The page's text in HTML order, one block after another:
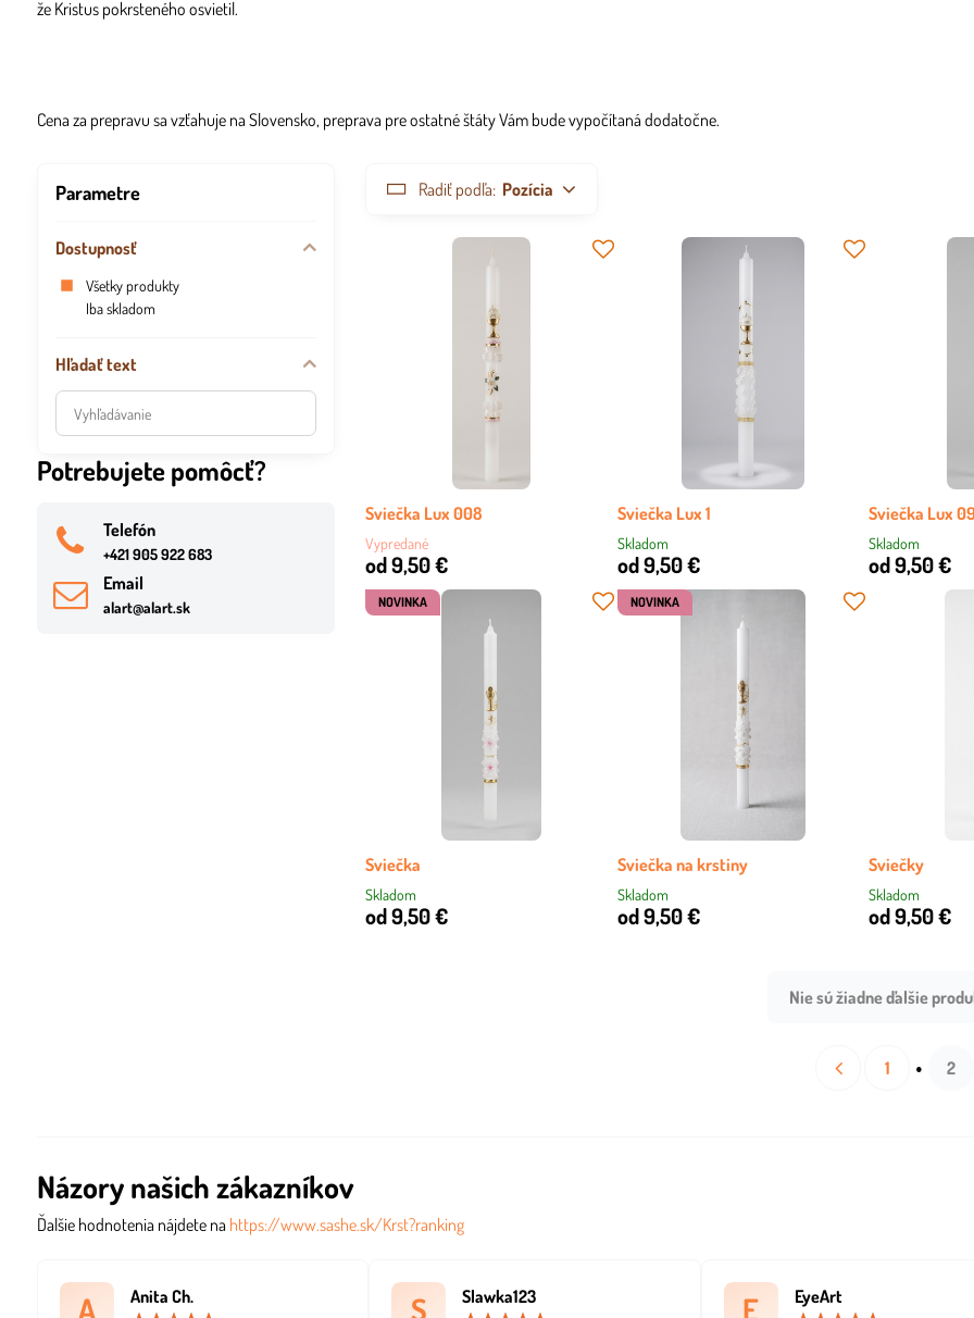
že Kristus pokrsteného osvietil.
Cena za prepravu sa vzťahuje na Slovensko, preprava pre ostatné štáty Vám bude vypočítaná dodatočne.
Radiť podľa: Pozícia
Sviečka Lux 008
Vypredané
od 9,50 €
Sviečka Lux 1
Skladom
od 9,50 €
Sviečka Lux
Skladom
od 9,50 €
NOVINKA
Sviečka
Skladom
od 9,50 €
NOVINKA
Sviečka na krstiny
Skladom
od 9,50 €
Sviečky
Skladom
od 9,50 €
Nie sú žiadne ďalšie
1 2
Parametre
Dostupnosť
Všetky produkty
Iba skladom
Hľadať text
Prehľadať
výsledky
fulltextom
Potrebujete pomôcť?
Telefón
+421 905 922 683
Email
alart@alart.sk
Názory našich zákazníkov
Ďalšie hodnotenia nájdete na https://www.sashe.sk/Krst?ranking
A
Anita Ch.
S
Slawka123
E
EyeArt